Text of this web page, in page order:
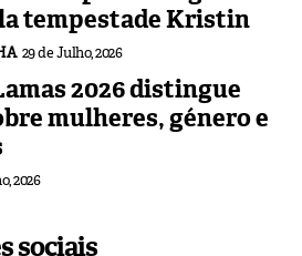
tempestade Kristin
29 de Julho, 2026
2026 distingue
mulheres, género e
2026
sociais